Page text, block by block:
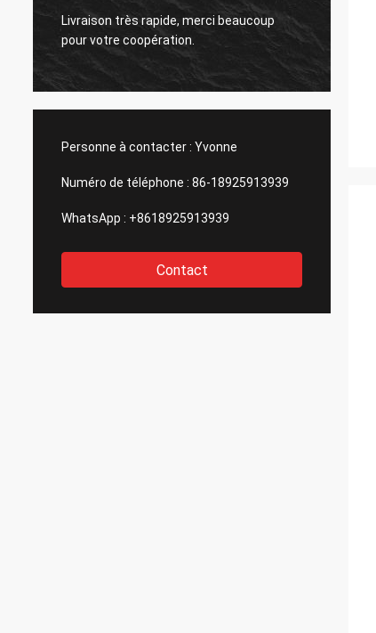
Livraison très rapide, merci beaucoup
pour votre coopération.
Personne à contacter : Yvonne
Numéro de téléphone : 86-18925913939
WhatsApp : +8618925913939
Contact